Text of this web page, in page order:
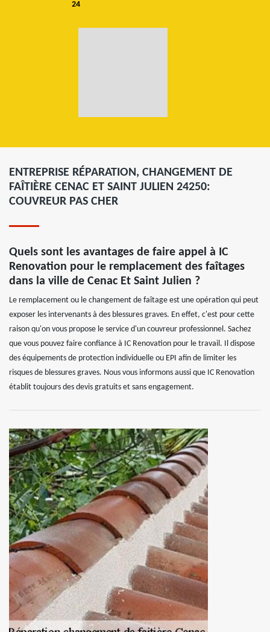
24
ENTREPRISE RÉPARATION, CHANGEMENT DE
FAÎTIÈRE CENAC ET SAINT JULIEN 24250:
COUVREUR PAS CHER
Quels sont les avantages de faire appel à IC
Renovation pour le remplacement des faîtages
dans la ville de Cenac Et Saint Julien ?
Le remplacement ou le changement de faîtage est une opération qui peut
exposer les intervenants à des blessures graves. En effet, c'est pour cette
raison qu'on vous propose le service d'un couvreur professionnel. Sachez
que vous pouvez faire confiance à IC Renovation pour le travail. Il dispose
des équipements de protection individuelle ou EPI afin de limiter les
risques de blessures graves. Nous vous informons aussi que IC Renovation
établit toujours des devis gratuits et sans engagement.